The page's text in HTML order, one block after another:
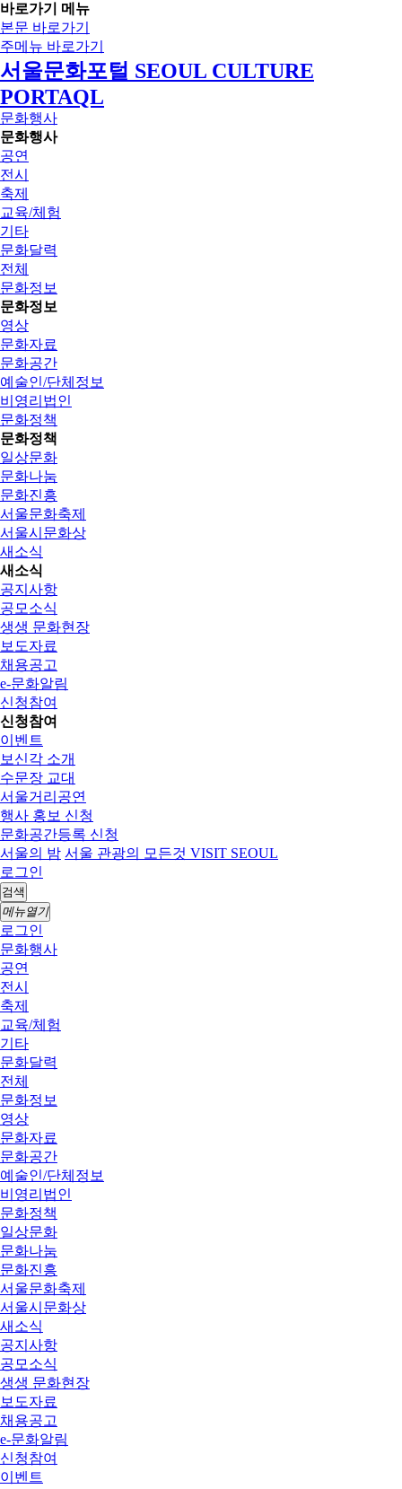
바로가기 메뉴
본문 바로가기
주메뉴 바로가기
서울문화포털 SEOUL CULTURE
PORTAQL
문화행사
문화행사
공연
전시
축제
교육/체험
기타
문화달력
전체
문화정보
문화정보
영상
문화자료
문화공간
예술인/단체정보
비영리법인
문화정책
문화정책
일상문화
문화나눔
문화진흥
서울문화축제
서울시문화상
새소식
새소식
공지사항
공모소식
생생 문화현장
보도자료
채용공고
e-문화알림
신청참여
신청참여
이벤트
보신각 소개
수문장 교대
서울거리공연
행사 홍보 신청
문화공간등록 신청
서울의 밤 서울 관광의 모든것 VISIT SEOUL
로그인
검색
메뉴열기
로그인
문화행사
공연
전시
축제
교육/체험
기타
문화달력
전체
문화정보
영상
문화자료
문화공간
예술인/단체정보
비영리법인
문화정책
일상문화
문화나눔
문화진흥
서울문화축제
서울시문화상
새소식
공지사항
공모소식
생생 문화현장
보도자료
채용공고
e-문화알림
신청참여
이벤트